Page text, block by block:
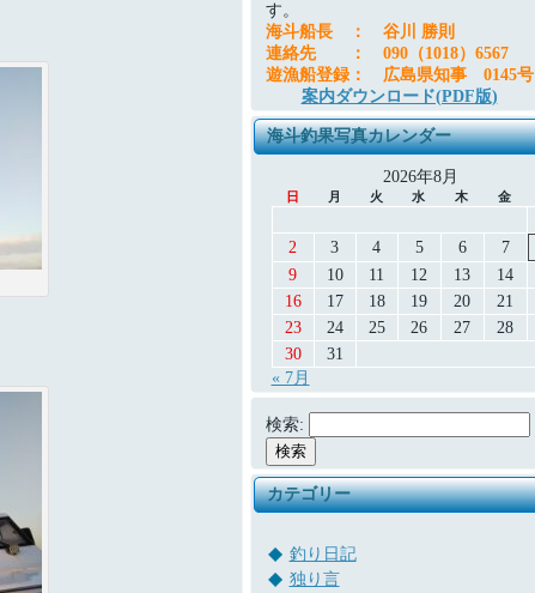
す。
海斗船長
：
谷川 勝則
連絡先
：
090（1018）6567
遊漁船登録：
広島県知事 0145号
案内ダウンロード(PDF版)
海斗釣果写真カレンダー
2026年8月
日 月 火 水 木 金
« 7月
2
3 4 5 6 7
9
10 11 12 13 14
16
17 18 19 20 21
23
24 25 26 27 28
30
31
検索:
カテゴリー
釣り日記
独り言